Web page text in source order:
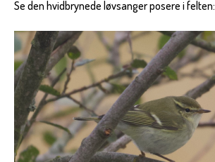
Se den hvidbrynede løvsanger posere i felten: